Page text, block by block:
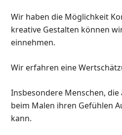
Wir haben die Möglichkeit
kreative Gestalten können
einnehmen.
Wir erfahren eine
Insbesondere Menschen,
beim Malen ihren Gefühlen
kann.